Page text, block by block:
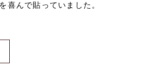
喜んで貼っていました。